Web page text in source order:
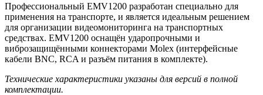
Профессиональный EMV1200 разработан специально для
применения на транспорте, и является идеальным решением
для организации видеомониторинга на транспортных
средствах. EMV1200 оснащён ударопрочными и
виброзащищёнными коннекторами Molex (интерфейсные
кабели BNC, RCA и разъём питания в комплекте).
Технические характеристики указаны для версий в полной
комплектации.